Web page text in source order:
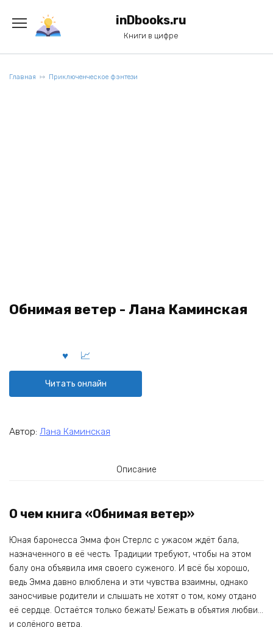
содержанию
inDbooks.ru
Книги в цифре
Главная Приключенческое фэнтези
Обнимая ветер - Лана Каминская
Читать онлайн
Автор: Лана Каминская
Описание
О чем книга «Обнимая ветер»
Юная баронесса Эмма фон Стерлс с ужасом ждёт бала,
назначенного в её честь. Традиции требуют, чтобы на этом
балу она объявила имя своего суженого. И всё бы хорошо,
ведь Эмма давно влюблена и эти чувства взаимны, однако
заносчивые родители и слышать не хотят о том, кому отдано
её сердце. Остаётся только бежать! Бежать в объятия любви…
и солёного ветра.